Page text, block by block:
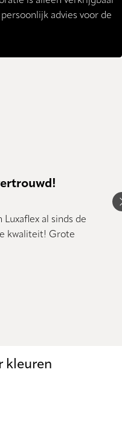
advies voor de
Luxaflex al sinds de
kwaliteit! Grote
kleuren